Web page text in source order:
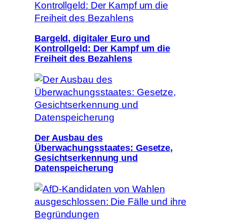
Bargeld, digitaler Euro und
Kontrollgeld: Der Kampf um die
Freiheit des Bezahlens
Der Ausbau des
Überwachungsstaates: Gesetze,
Gesichtserkennung und
Datenspeicherung